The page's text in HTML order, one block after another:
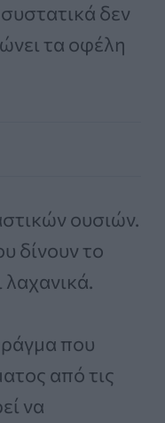
δεν
τα οφέλη
ουσιών.
δίνουν το
που
από τις
να